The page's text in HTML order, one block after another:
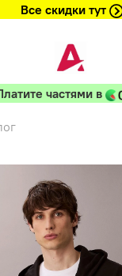
Все скидки тут
частями в